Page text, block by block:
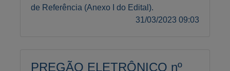
de Referência (Anexo I do Edital).
31/03/2023 09:03
PREGÃO ELETRÔNICO nº